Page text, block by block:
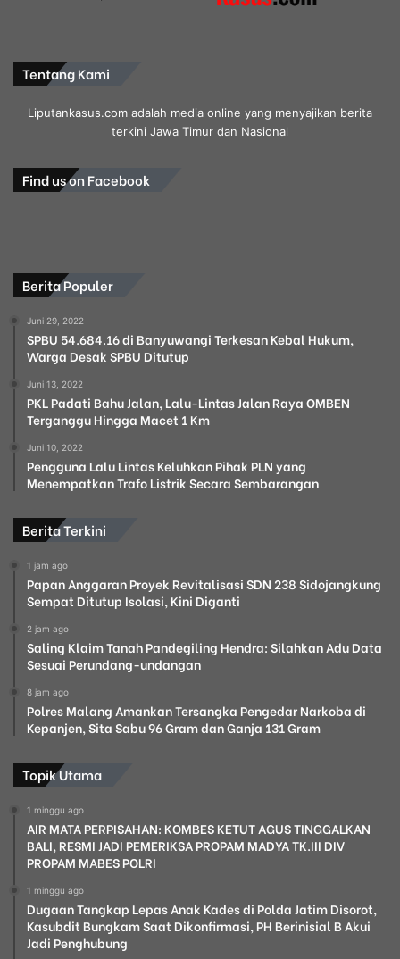
Tentang Kami
Liputankasus.com adalah media online yang menyajikan berita
terkini Jawa Timur dan Nasional
Find us on Facebook
Berita Populer
Juni 29, 2022
SPBU 54.684.16 di Banyuwangi Terkesan Kebal Hukum,
Warga Desak SPBU Ditutup
Juni 13, 2022
PKL Padati Bahu Jalan, Lalu-Lintas Jalan Raya OMBEN
Terganggu Hingga Macet 1 Km
Juni 10, 2022
Pengguna Lalu Lintas Keluhkan Pihak PLN yang
Menempatkan Trafo Listrik Secara Sembarangan
Berita Terkini
1 jam ago
Papan Anggaran Proyek Revitalisasi SDN 238 Sidojangkung
Sempat Ditutup Isolasi, Kini Diganti
2 jam ago
Saling Klaim Tanah Pandegiling Hendra: Silahkan Adu Data
Sesuai Perundang-undangan
8 jam ago
Polres Malang Amankan Tersangka Pengedar Narkoba di
Kepanjen, Sita Sabu 96 Gram dan Ganja 131 Gram
Topik Utama
1 minggu ago
AIR MATA PERPISAHAN: KOMBES KETUT AGUS TINGGALKAN
BALI, RESMI JADI PEMERIKSA PROPAM MADYA TK.III DIV
PROPAM MABES POLRI
1 minggu ago
Dugaan Tangkap Lepas Anak Kades di Polda Jatim Disorot,
Kasubdit Bungkam Saat Dikonfirmasi, PH Berinisial B Akui
Jadi Penghubung